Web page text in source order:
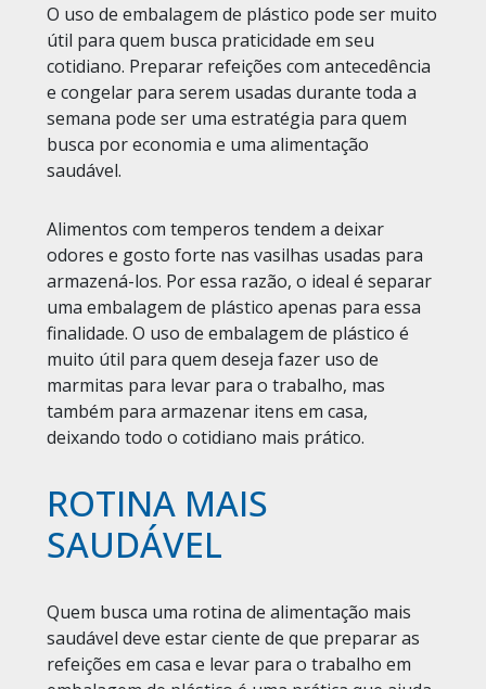
O uso de embalagem de plástico pode ser muito
útil para quem busca praticidade em seu
cotidiano. Preparar refeições com antecedência
e congelar para serem usadas durante toda a
semana pode ser uma estratégia para quem
busca por economia e uma alimentação
saudável.
Alimentos com temperos tendem a deixar
odores e gosto forte nas vasilhas usadas para
armazená-los. Por essa razão, o ideal é separar
uma embalagem de plástico apenas para essa
finalidade. O uso de embalagem de plástico é
muito útil para quem deseja fazer uso de
marmitas para levar para o trabalho, mas
também para armazenar itens em casa,
deixando todo o cotidiano mais prático.
ROTINA MAIS
SAUDÁVEL
Quem busca uma rotina de alimentação mais
saudável deve estar ciente de que preparar as
refeições em casa e levar para o trabalho em